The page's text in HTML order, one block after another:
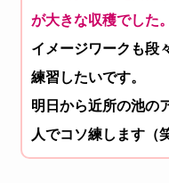
が大きな収穫でした。
イメージワークも段
練習したいです。
明日から近所の池の
人でコソ練し ます（